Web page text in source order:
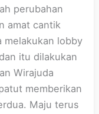
perubahan
amat cantik
melakukan lobby
itu dilakukan
Wirajuda
memberikan
Maju terus